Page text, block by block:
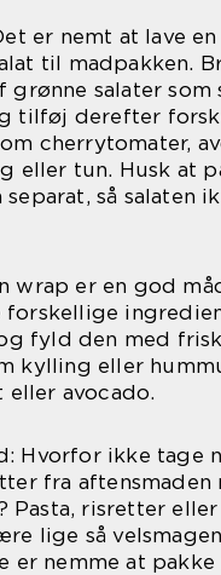
er nemt at lave
til madpakken.
grønne salater som
tilføj derefter
cherrytomater,
eller tun. Husk at
separat, så salaten
wrap er en god
forskellige
fyld den med
kylling eller
avocado.
Hvorfor ikke tage
fra aftensmaden
Pasta, risretter
lige så
er nemme at pakke